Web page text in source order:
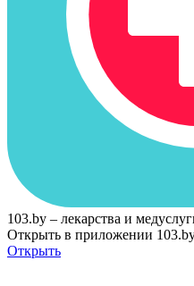
103.by – лекарства и
Открыть в приложении
Открыть